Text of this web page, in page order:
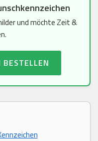
und möchte Zeit &
BESTELLEN